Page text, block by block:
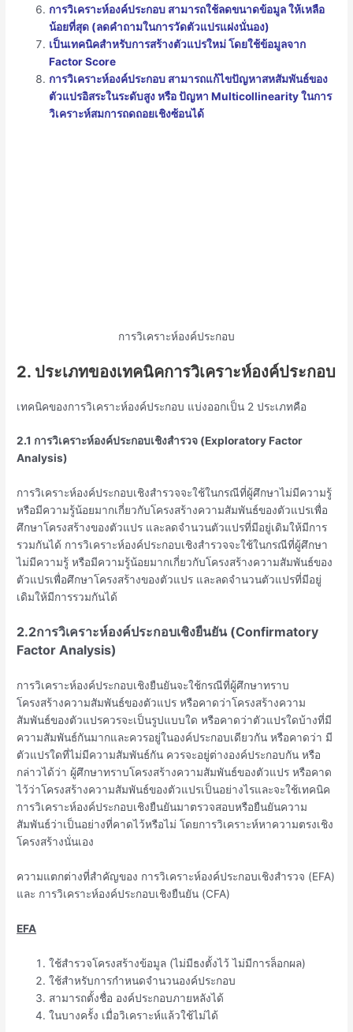
การวิเคราะห์องค์ประกอบ สามารถใช้ลดขนาดข้อมูล ให้เหลือ
น้อยที่สุด (ลดคำถามในการวัดตัวแปรแฝงนั่นอง)
เป็นเทคนิคสำหรับการสร้างตัวแปรใหม่ โดยใช้ข้อมูลจาก
Factor Score
การวิเคราะห์องค์ประกอบ สามารถแก้ไขปัญหาสหสัมพันธ์ของ
ตัวแปรอิสระในระดับสูง หรือ ปัญหา Multicollinearity ในการ
วิเคราะห์สมการถดถอยเชิงซ้อนได้
การวิเคราะห์องค์ประกอบ
2. ประเภทของเทคนิคการวิเคราะห์องค์ประกอบ
เทคนิคของการวิเคราะห์องค์ประกอบ แบ่งออกเป็น 2 ประเภทคือ
2.1 การวิเคราะห์องค์ประกอบเชิงสำรวจ (Exploratory Factor
Analysis)
การวิเคราะห์องค์ประกอบเชิงสำรวจจะใช้ในกรณีที่ผู้ศึกษาไม่มีความรู้
หรือมีความรู้น้อยมากเกี่ยวกับโครงสร้างความสัมพันธ์ของตัวแปรเพื่อ
ศึกษาโครงสร้างของตัวแปร และลดจำนวนตัวแปรที่มีอยู่เดิมให้มีการ
รวมกันได้ การวิเคราะห์องค์ประกอบเชิงสำรวจจะใช้ในกรณีที่ผู้ศึกษา
ไม่มีความรู้ หรือมีความรู้น้อยมากเกี่ยวกับโครงสร้างความสัมพันธ์ของ
ตัวแปรเพื่อศึกษาโครงสร้างของตัวแปร และลดจำนวนตัวแปรที่มีอยู่
เดิมให้มีการรวมกันได้
2.2การวิเคราะห์องค์ประกอบเชิงยืนยัน (Confirmatory
Factor Analysis)
การวิเคราะห์องค์ประกอบเชิงยืนยันจะใช้กรณีที่ผู้ศึกษาทราบ
โครงสร้างความสัมพันธ์ของตัวแปร หรือคาดว่าโครงสร้างความ
สัมพันธ์ของตัวแปรควรจะเป็นรูปแบบใด หรือคาดว่าตัวแปรใดบ้างที่มี
ความสัมพันธ์กันมากและควรอยู่ในองค์ประกอบเดียวกัน หรือคาดว่า มี
ตัวแปรใดที่ไม่มีความสัมพันธ์กัน ควรจะอยู่ต่างองค์ประกอบกัน หรือ
กล่าวได้ว่า ผู้ศึกษาทราบโครงสร้างความสัมพันธ์ของตัวแปร หรือคาด
ไว้ว่าโครงสร้างความสัมพันธ์ของตัวแปรเป็นอย่างไรและจะใช้เทคนิค
การวิเคราะห์องค์ประกอบเชิงยืนยันมาตรวจสอบหรือยืนยันความ
สัมพันธ์ว่าเป็นอย่างที่คาดไว้หรือไม่ โดยการวิเคราะห์หาความตรงเชิง
โครงสร้างนั่นเอง
ความแตกต่างที่สำคัญของ การวิเคราะห์องค์ประกอบเชิงสำรวจ (EFA)
และ การวิเคราะห์องค์ประกอบเชิงยืนยัน (CFA)
EFA
ใช้สำรวจโครงสร้างข้อมูล (ไม่มีธงตั้งไว้ ไม่มีการล็อกผล)
ใช้สำหรับการกำหนดจำนวนองค์ประกอบ
สามารถตั้งชื่อ องค์ประกอบภายหลังได้
ในบางครั้ง เมื่อวิเคราะห์แล้วใช้ไม่ได้